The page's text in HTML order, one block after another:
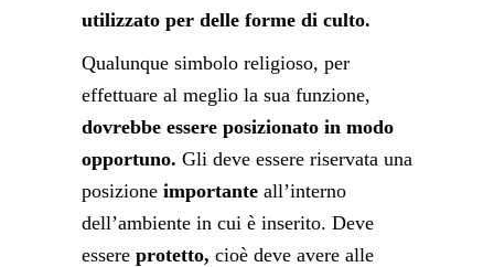
utilizzato per delle forme di culto.
Qualunque simbolo religioso, per
effettuare al meglio la sua funzione,
dovrebbe essere posizionato in modo
opportuno. Gli deve essere riservata una
posizione importante all’interno
dell’ambiente in cui è inserito. Deve
essere protetto, cioè deve avere alle